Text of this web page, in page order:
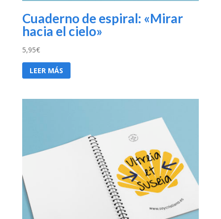
Cuaderno de espiral: «Mirar
hacia el cielo»
5,95€
LEER MÁS